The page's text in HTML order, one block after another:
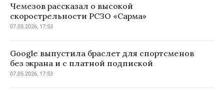
Чемезов рассказал о высокой
скорострельности РСЗО «Сарма»
07.05.2026, 17:53
Google выпустила браслет для спортсменов
без экрана и с платной подпиской
07.05.2026, 17:53